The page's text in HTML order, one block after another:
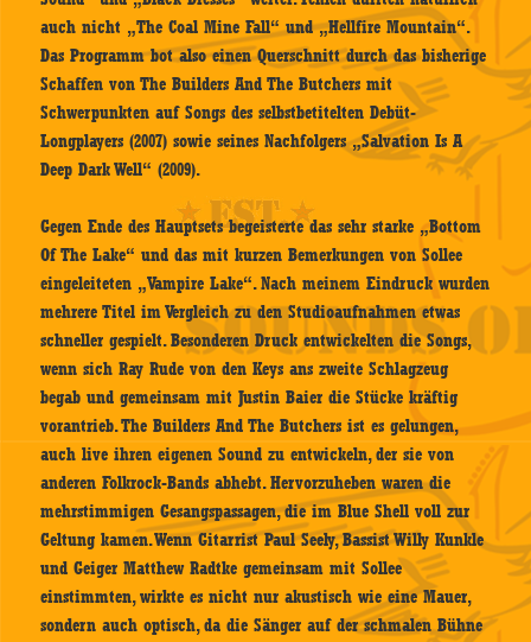
auch nicht „The Coal Mine Fall“ und „Hellfire Mountain“.
Das Programm bot also einen Querschnitt durch das bisherige
Schaffen von The Builders And The Butchers mit
Schwerpunkten auf Songs des selbstbetitelten Debüt-
Longplayers (2007) sowie seines Nachfolgers „Salvation Is A
Deep Dark Well“ (2009).
Gegen Ende des Hauptsets begeisterte das sehr starke „Bottom
Of The Lake“ und das mit kurzen Bemerkungen von Sollee
eingeleiteten „Vampire Lake“. Nach meinem Eindruck wurden
mehrere Titel im Vergleich zu den Studioaufnahmen etwas
schneller gespielt. Besonderen Druck entwickelten die Songs,
wenn sich Ray Rude von den Keys ans zweite Schlagzeug
begab und gemeinsam mit Justin Baier die Stücke kräftig
vorantrieb. The Builders And The Butchers ist es gelungen,
auch live ihren eigenen Sound zu entwickeln, der sie von
anderen Folkrock-Bands abhebt. Hervorzuheben waren die
mehrstimmigen Gesangspassagen, die im Blue Shell voll zur
Geltung kamen. Wenn Gitarrist Paul Seely, Bassist Willy Kunkle
und Geiger Matthew Radtke gemeinsam mit Sollee
einstimmten, wirkte es nicht nur akustisch wie eine Mauer,
sondern auch optisch, da die Sänger auf der schmalen Bühne